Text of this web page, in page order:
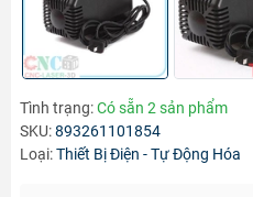
Tình trạng:Có sẵn 2 sản phẩm
SKU:893261101854
Loại:Thiết Bị Điện - Tự Động Hóa